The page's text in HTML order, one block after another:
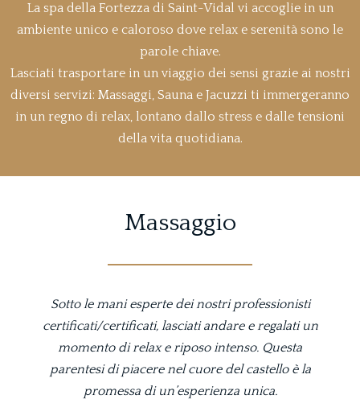
La spa della Fortezza di Saint-Vidal vi accoglie in un
ambiente unico e caloroso dove relax e serenità sono le
parole chiave.
Lasciati trasportare in un viaggio dei sensi grazie ai nostri
diversi servizi: Massaggi, Sauna e Jacuzzi ti immergeranno
in un regno di relax, lontano dallo stress e dalle tensioni
della vita quotidiana.
Massaggio
Sotto le mani esperte dei nostri professionisti
certificati/certificati, lasciati andare e regalati un
momento di relax e riposo intenso. Questa
parentesi di piacere nel cuore del castello è la
promessa di un’esperienza unica.